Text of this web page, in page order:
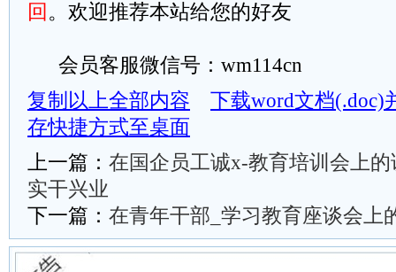
回 。欢迎推荐本站给您的好友
会员客服微信号：wm114cn
复制以上全部内容
下载word文档(.doc)
存快捷方式至桌面
上一篇： 在国企员工诚x-教育培训会上
实干兴业
下一篇： 在青年干部_学习教育座谈会上